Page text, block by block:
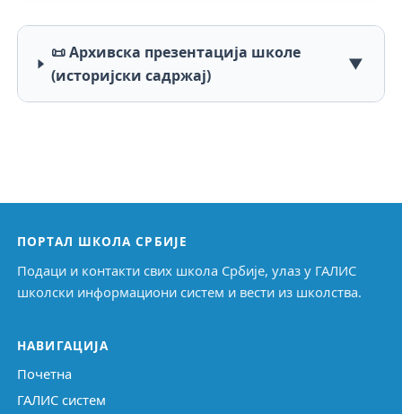
📜 Архивска презентација школе
(историјски садржај)
▼
ПОРТАЛ ШКОЛА СРБИЈЕ
Подаци и контакти свих школа Србије, улаз у ГАЛИС
школски информациони систем и вести из школства.
НАВИГАЦИЈА
Почетна
ГАЛИС систем